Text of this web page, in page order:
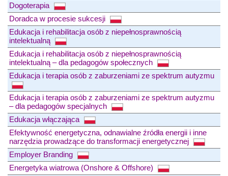
Dogoterapia
Doradca w procesie sukcesji
Edukacja i rehabilitacja osób z niepełnosprawnością
intelektualną
Edukacja i rehabilitacja osób z niepełnosprawnością
intelektualną – dla pedagogów społecznych
Edukacja i terapia osób z zaburzeniami ze spektrum autyzmu
Edukacja i terapia osób z zaburzeniami ze spektrum autyzmu
– dla pedagogów specjalnych
Edukacja włączająca
Efektywność energetyczna, odnawialne źródła energii i inne
narzędzia prowadzące do transformacji energetycznej
Employer Branding
Energetyka wiatrowa (Onshore & Offshore)